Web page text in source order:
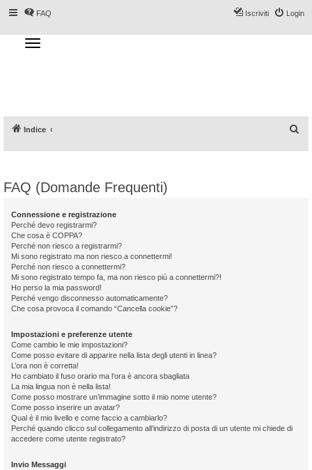
FAQ Login
Iscriviti
T
o
g
a
t
Indice
FAQ (Domande Frequenti)
Connessione e registrazione
Perché devo registrarmi?
Che cosa è COPPA?
Perché non riesco a registrarmi?
Mi sono registrato ma non riesco a connettermi!
Perché non riesco a connettermi?
Mi sono registrato tempo fa, ma non riesco più a connettermi?!
Ho perso la mia password!
Perché vengo disconnesso automaticamente?
Che cosa provoca il comando “Cancella cookie”?
Impostazioni e preferenze utente
Come cambio le mie impostazioni?
Come posso evitare di apparire nella lista degli utenti in linea?
L’ora non è corretta!
Ho cambiato il fuso orario ma l’ora è ancora sbagliata
La mia lingua non è nella lista!
Come posso mostrare un’immagine sotto il mio nome utente?
Come posso inserire un avatar?
Qual è il mio livello e come faccio a cambiarlo?
Perché quando clicco sul collegamento all’indirizzo di posta di un utente mi chiede di
accedere come utente registrato?
Invio Messaggi